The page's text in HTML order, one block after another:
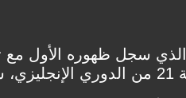
سجل ظهوره الأول مع